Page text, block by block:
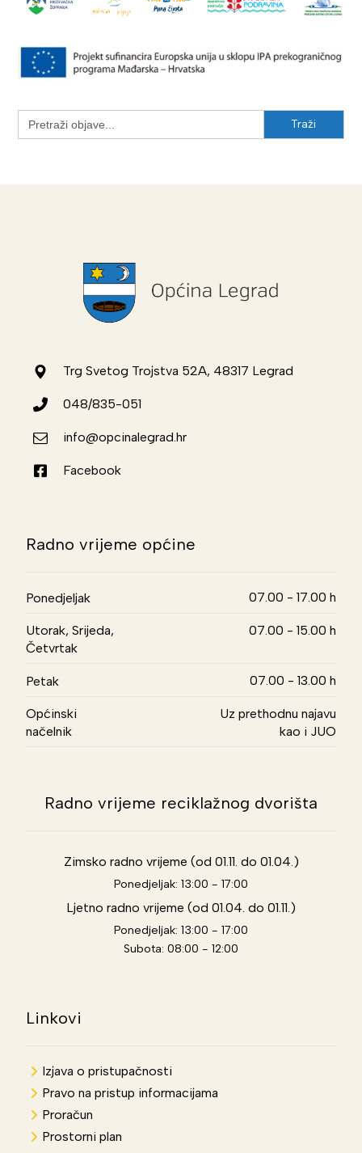
Search
for:
Trg Svetog Trojstva 52A, 48317 Legrad
048/835-051
info@opcinalegrad.hr
Facebook
Radno vrijeme općine
Ponedjeljak 07.00 - 17.00 h
Utorak, Srijeda,
Četvrtak
07.00 - 15.00 h
Petak 07.00 - 13.00 h
Općinski
načelnik
Uz prethodnu najavu
kao i JUO
Radno vrijeme reciklažnog dvorišta
Zimsko radno vrijeme (od 01.11. do 01.04.)
Ponedjeljak: 13:00 - 17:00
Ljetno radno vrijeme (od 01.04. do 01.11.)
Ponedjeljak: 13:00 - 17:00
Subota: 08:00 - 12:00
Linkovi
Izjava o pristupačnosti
Pravo na pristup informacijama
Proračun
Prostorni plan